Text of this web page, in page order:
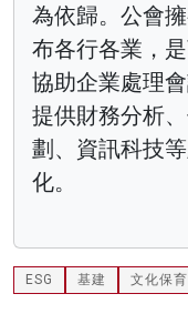
為依歸。公會
布各行各業，
協助企業處理
提供財務分析
劃、資訊科技
化。
ESG 基建 文化保育